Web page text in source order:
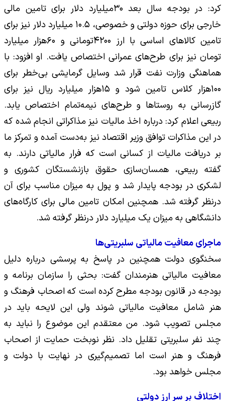
کرد: در بودجه سال بعد ۳۰میلیارد دلار برای تامین مالی
خارجی برای حوزه دولتی و خصوصی، ۱۰.۵ میلیارد دلار نیز برای
تامین کالاهای اساسی با ارز ۴۲۰۰تومانی و ۶۰هزار میلیارد
تومان نیز برای طرح‌های عمرانی اختصاص یافت. او افزود: با
هماهنگی وزارت نفت قرار شد وسایل گرمایشی بی‌خطر برای
۱۰۰هزار کلاس تامین شود و ۱۵هزار میلیارد ریال نیز برای
گازرسانی به روستاها و طرح‌های نیمه‌تمام اختصاص یابد.
ربیعی اعلام کرد: درباره اخذ مالیات نیز مذاکراتی انجام شده که
در این مذاکرات توافق وزیر اقتصاد نیز به‌دست آمده و تمرکز ما
بر دریافت مالیات از کسانی است که فرار مالیاتی دارند. به
گفته ربیعی، همسان‌سازی‌ حقوق بازنشستگان کشوری و
لشکری در بودجه پایدار شد و پول به میزان مناسب برای آن
درنظر گرفته شد. همچنین امکان تامین مالی برای کارگاه‌های
دانشگاهی به میزان یک میلیارد دلار درنظر گرفته شد.
ماجرای معافیت مالیاتی سلبریتی‌ها
سخنگوی دولت همچنین در پاسخ به پرسشی درباره دلیل
معافیت مالیاتی هنرمندان گفت: بحثی را سازمان برنامه و
بودجه در قانون بودجه مطرح کرده است که اصحاب فرهنگ و
هنر شامل معافیت مالیاتی شوند ولی این لایحه باید در
مجلس تصویب شود. من معتقدم این موضوع را نباید به
چند نفر سلبریتی تقلیل داد. نظر نوبخت حمایت از اصحاب
فرهنگ و هنر است اما تصمیم‌گیری در نهایت با دولت و
مجلس خواهد بود.
اختلاف بر سر ارز دولتی